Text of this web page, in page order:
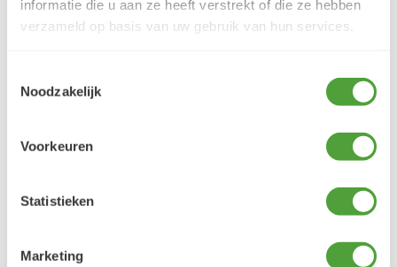
informatie die u aan ze heeft verstrekt of die ze hebben
verzameld op basis van uw gebruik van hun services.
Noodzakelijk
Voorkeuren
Statistieken
Marketing
5 augustus 2026
LEES MEER